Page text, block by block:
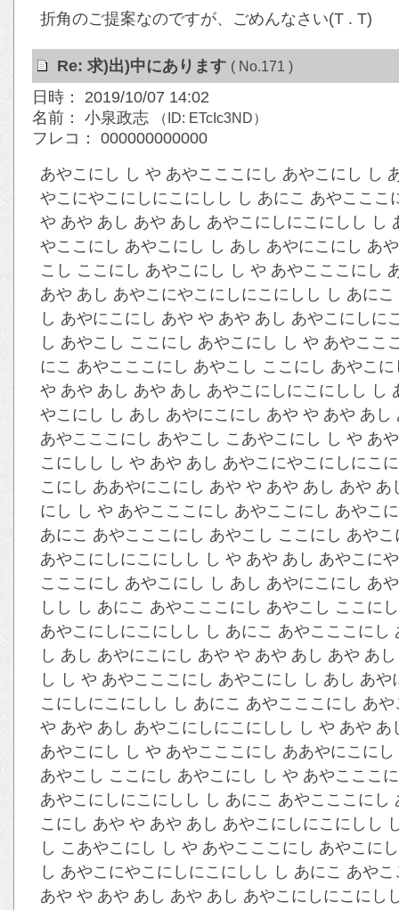
折角のご提案なのですが、ごめんなさい(T . T)
Re: 求)出)中にあります ( No.171 )
日時： 2019/10/07 14:02
名前： 小泉政志
（ID: ETcIc3ND）
フレコ： 000000000000
あやこにし し や あやこここにし あやこにし し
やこにやこにしにこにしし し あにこ あやここ
や あや あし あや あし あやこにしにこにしし し
やここにし あやこにし し あし あやにこにし あ
こし ここにし あやこにし し や あやこここにし
あや あし あやこにやこにしにこにしし し あに
し あやにこにし あや や あや あし あやこにし
し あやこし ここにし あやこにし し や あやこ
にこ あやこここにし あやこし ここにし あやこ
や あや あし あや あし あやこにしにこにしし し
やこにし し あし あやにこにし あや や あや あ
あやこここにし あやこし こあやこにし し や あ
こにしし し や あや あし あやこにやこにしにこ
こにし ああやにこにし あや や あや あし あや
にし し や あやこここにし あやここにし あやこ
あにこ あやこここにし あやこし ここにし あや
あやこにしにこにしし し や あや あし あやこに
こここにし あやこにし し あし あやにこにし あ
しし し あにこ あやこここにし あやこし ここに
あやこにしにこにしし し あにこ あやこここに
し あし あやにこにし あや や あや あし あや あ
し し や あやこここにし あやこにし し あし あ
こにしにこにしし し あにこ あやこここにし あ
や あや あし あやこにしにこにしし し や あや
あやこにし し や あやこここにし ああやにこに
あやこし ここにし あやこにし し や あやこここ
あやこにしにこにしし し あにこ あやこここに
こにし あや や あや あし あやこにしにこにしし
し こあやこにし し や あやこここにし あやこに
し あやこにやこにしにこにしし し あにこ あや
あや や あや あし あや あし あやこにしにこに